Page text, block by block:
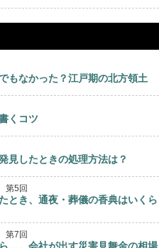
もなかった？江戸期の北方領土
くコツ
見したときの処理方法は？
第5回
とき、通夜・葬儀の香典はいくら
第7回